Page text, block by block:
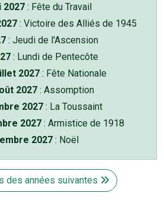
2027 : Fête du Travail
: Victoire des Alliés de 1945
: Jeudi de l'Ascension
: Lundi de Pentecôte
2027 : Fête Nationale
2027 : Assomption
2027 : La Toussaint
2027 : Armistice de 1918
2027 : Noël
des années suivantes